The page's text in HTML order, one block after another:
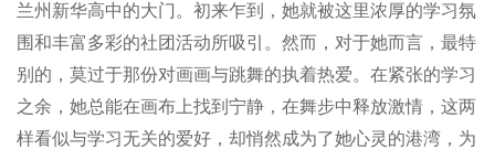
兰州新华高中的大门。初来乍到，她就被这里浓厚的学习氛
围和丰富多彩的社团活动所吸引。然而，对于她而言，最特
别的，莫过于那份对画画与跳舞的执着热爱。在紧张的学习
之余，她总能在画布上找到宁静，在舞步中释放激情，这两
样看似与学习无关的爱好，却悄然成为了她心灵的港湾，为